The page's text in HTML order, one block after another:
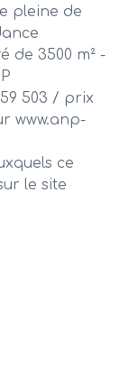
pleine de
de 3500 m² -
503 / prix
www.anp-
ce
le site